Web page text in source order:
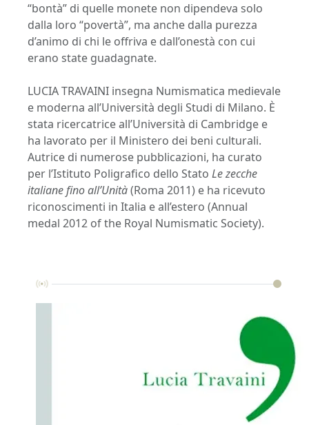
“bontà” di quelle monete non dipendeva solo
dalla loro “povertà”, ma anche dalla purezza
d’animo di chi le offriva e dall’onestà con cui
erano state guadagnate.
LUCIA TRAVAINI insegna Numismatica medievale
e moderna all’Università degli Studi di Milano. È
stata ricercatrice all’Università di Cambridge e
ha lavorato per il Ministero dei beni culturali.
Autrice di numerose pubblicazioni, ha curato
per l’Istituto Poligrafico dello Stato Le zecche
italiane fino all’Unità(Roma 2011) e ha ricevuto
riconoscimenti in Italia e all’estero (Annual
medal 2012 of the Royal Numismatic Society).